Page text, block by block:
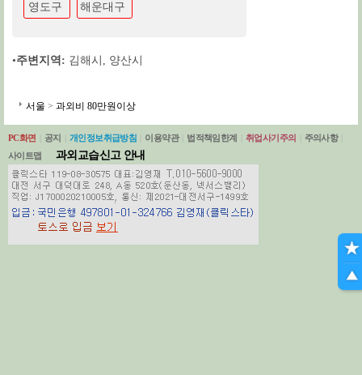
영도구 해운대구
•주변지역: 김해시 , 양산시
서울 > 과외비 80만원이상
PC화면 공지 개인정보취급방침 이용약관 법적책임한계 취업사기주의 주의사항
사이트맵
과외교습신고 안내